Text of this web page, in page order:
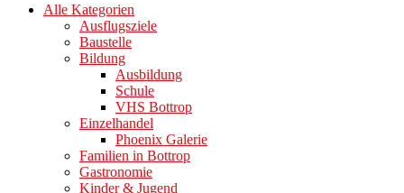
Alle Kategorien
Ausflugsziele
Baustelle
Bildung
Ausbildung
Schule
VHS Bottrop
Einzelhandel
Phoenix Galerie
Familien in Bottrop
Gastronomie
Kinder & Jugend